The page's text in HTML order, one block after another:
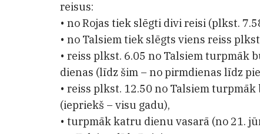
reisus:
• no Rojas tiek slēgti divi reisi (plkst.
• no Talsiem tiek slēgts viens reiss
• reiss plkst. 6.05 no Talsiem turpmāk
dienas (līdz šim – no pirmdienas līdz
• reiss plkst. 12.50 no Talsiem
(iepriekš – visu gadu),
• turpmāk katru dienu vasarā (no 21.